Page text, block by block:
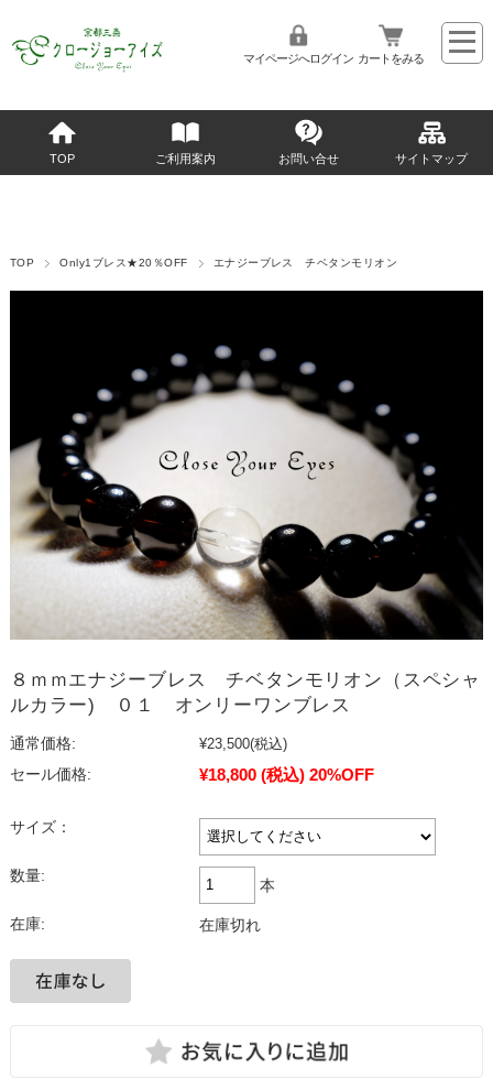
マイページへログイン カートをみる
TOP ご利用案内 お問い合せ サイトマップ
TOP Only1ブレス★20％OFF エナジーブレス チベタンモリオン
８ｍｍエナジーブレス チベタンモリオン（スペシャ
ルカラー) ０１ オンリーワンブレス
通常価格: ¥23,500(税込)
セール価格:
¥18,800 (税込) 20%OFF
サイズ：
数量:
本
在庫: 在庫切れ